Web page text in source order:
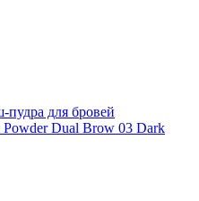
для бровей
Dual Brow 03 Dark